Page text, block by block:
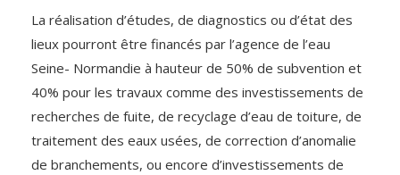
La réalisation d’études, de diagnostics ou d’état des
lieux pourront être financés par l’agence de l’eau
Seine- Normandie à hauteur de 50% de subvention et
40% pour les travaux comme des investissements de
recherches de fuite, de recyclage d’eau de toiture, de
traitement des eaux usées, de correction d’anomalie
de branchements, ou encore d’investissements de